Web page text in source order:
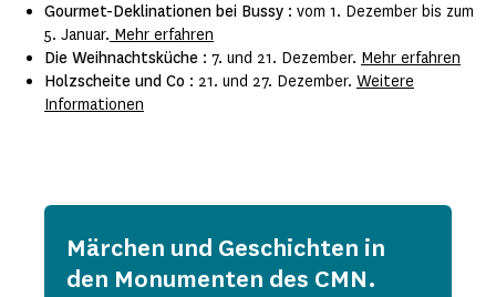
Gourmet-Deklinationen bei Bussy : vom 1. Dezember bis zum
5. Januar. Mehr erfahren
Die Weihnachtsküche : 7. und 21. Dezember. Mehr erfahren
Holzscheite und Co : 21. und 27. Dezember. Weitere
Informationen
Märchen und Geschichten in
den Monumenten des CMN.